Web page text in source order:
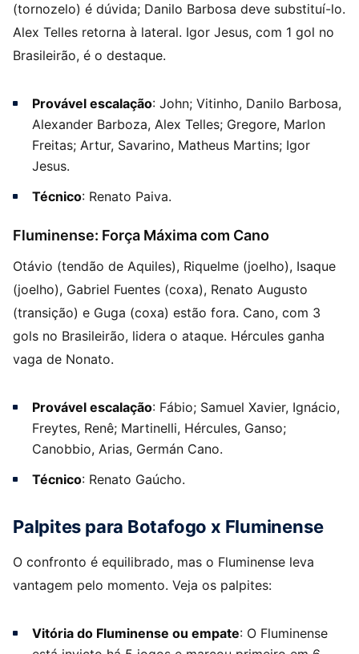
(tornozelo) é dúvida; Danilo Barbosa deve substituí-lo.
Alex Telles retorna à lateral. Igor Jesus, com 1 gol no
Brasileirão, é o destaque.
Provável escalação: John; Vitinho, Danilo Barbosa,
Alexander Barboza, Alex Telles; Gregore, Marlon
Freitas; Artur, Savarino, Matheus Martins; Igor
Jesus.
Técnico: Renato Paiva.
Fluminense: Força Máxima com Cano
Otávio (tendão de Aquiles), Riquelme (joelho), Isaque
(joelho), Gabriel Fuentes (coxa), Renato Augusto
(transição) e Guga (coxa) estão fora. Cano, com 3
gols no Brasileirão, lidera o ataque. Hércules ganha
vaga de Nonato.
Provável escalação: Fábio; Samuel Xavier, Ignácio,
Freytes, Renê; Martinelli, Hércules, Ganso;
Canobbio, Arias, Germán Cano.
Técnico: Renato Gaúcho.
Palpites para Botafogo x Fluminense
O confronto é equilibrado, mas o Fluminense leva
vantagem pelo momento. Veja os palpites:
Vitória do Fluminense ou empate: O Fluminense